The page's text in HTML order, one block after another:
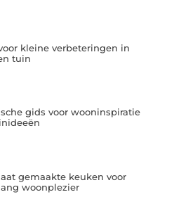
kleine verbeteringen in
tuin
gids voor wooninspiratie
gemaakte keuken voor
woonplezier